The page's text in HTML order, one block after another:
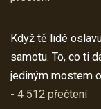
Když tě lidé
samotu. To, co ti
jediným mostem
- 4 512 přečtení